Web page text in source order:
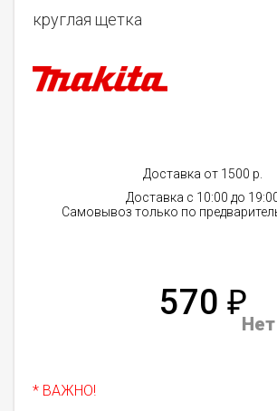
круглая щетка
Доставка от 1500 р.
Доставка с 10:00 до
Самовывоз только по
570 ₽
* ВАЖНО!